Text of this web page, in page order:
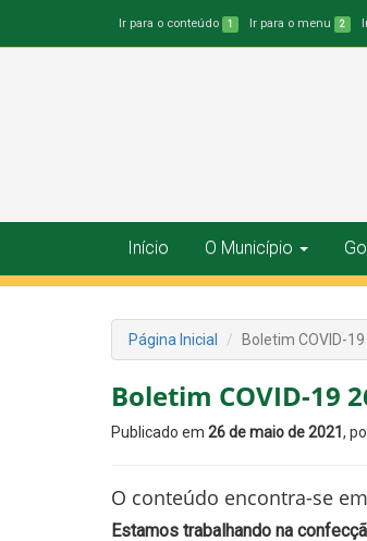
Ir para o conteúdo 1 Ir para o menu 2
Início O Município
Página Inicial Boletim COVID-
Boletim COVID-19
Publicado em 26 de maio de 2021 ,
O conteúdo encontra-se
Estamos trabalhando na